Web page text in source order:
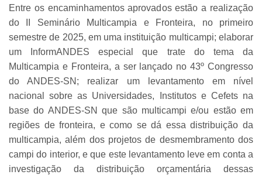
Entre os encaminhamentos aprovados estão a realização
do II Seminário Multicampia e Fronteira, no primeiro
semestre de 2025, em uma instituição multicampi; elaborar
um InformANDES especial que trate do tema da
Multicampia e Fronteira, a ser lançado no 43º Congresso
do ANDES-SN; realizar um levantamento em nível
nacional sobre as Universidades, Institutos e Cefets na
base do ANDES-SN que são multicampi e/ou estão em
regiões de fronteira, e como se dá essa distribuição da
multicampia, além dos projetos de desmembramento dos
campi do interior, e que este levantamento leve em conta a
investigação da distribuição orçamentária dessas